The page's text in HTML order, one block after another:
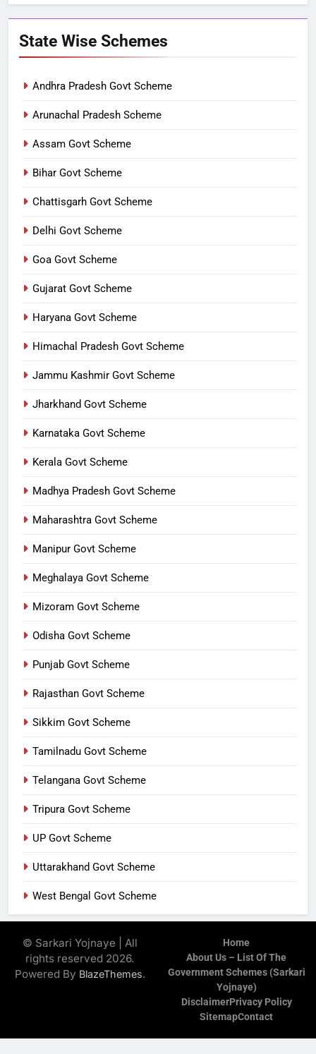
State Wise Schemes
Andhra Pradesh Govt Scheme
Arunachal Pradesh Scheme
Assam Govt Scheme
Bihar Govt Scheme
Chattisgarh Govt Scheme
Delhi Govt Scheme
Goa Govt Scheme
Gujarat Govt Scheme
Haryana Govt Scheme
Himachal Pradesh Govt Scheme
Jammu Kashmir Govt Scheme
Jharkhand Govt Scheme
Karnataka Govt Scheme
Kerala Govt Scheme
Madhya Pradesh Govt Scheme
Maharashtra Govt Scheme
Manipur Govt Scheme
Meghalaya Govt Scheme
Mizoram Govt Scheme
Odisha Govt Scheme
Punjab Govt Scheme
Rajasthan Govt Scheme
Sikkim Govt Scheme
Tamilnadu Govt Scheme
Telangana Govt Scheme
Tripura Govt Scheme
UP Govt Scheme
Uttarakhand Govt Scheme
West Bengal Govt Scheme
© Sarkari Yojnaye | All
rights reserved 2026.
Powered By BlazeThemes.
Home
About Us – List Of The
Government Schemes (Sarkari
Yojnaye)
DisclaimerPrivacy Policy
SitemapContact